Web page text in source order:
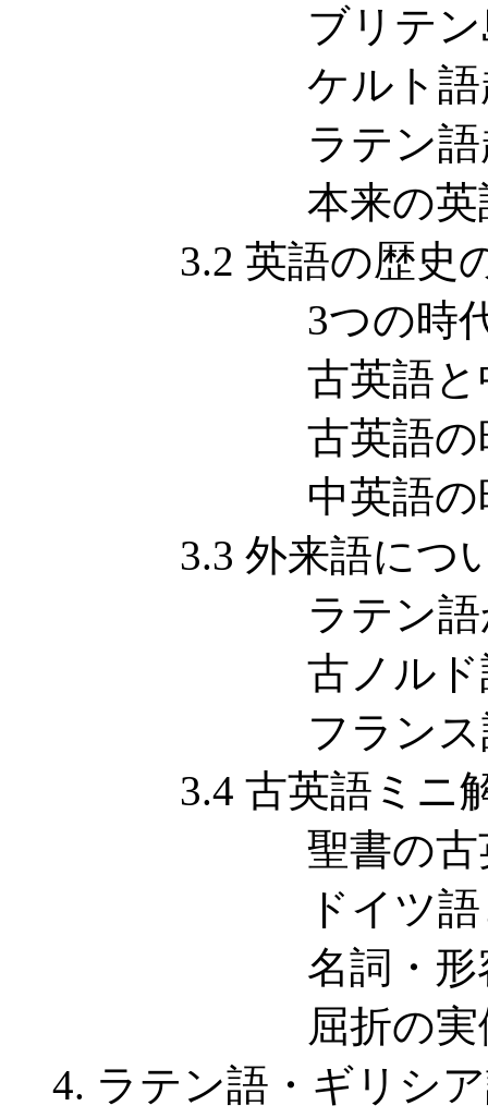
ブリテン島
ケルト語起
ラテン語起
本来の英語 ---
3.2 英語の歴史の
3つの時代
古英語と中
古英語の
中英語の
3.3 外来語につ
ラテン語か
古ノルド語
フランス語
3.4 古英語ミニ
聖書の古英
ドイツ語と似
名詞・形容詞
屈折の実
4. ラテン語・ギリシ